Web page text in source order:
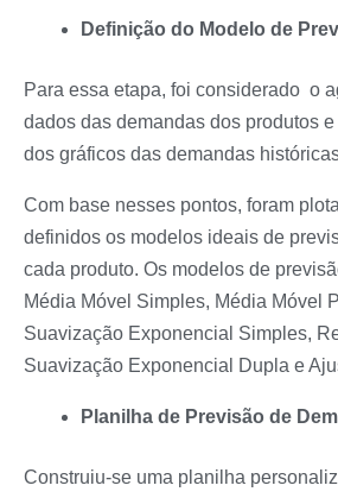
Definição do Modelo de
Para essa etapa, foi considerado o
dados das demandas dos produtos
dos gráficos das demandas
Com base nesses pontos, foram
definidos os modelos ideais de
cada produto. Os modelos de
Média Móvel Simples, Média Móvel
Suavização Exponencial Simples,
Suavização Exponencial Dupla e
Planilha de Previsão de
Construiu-se uma planilha